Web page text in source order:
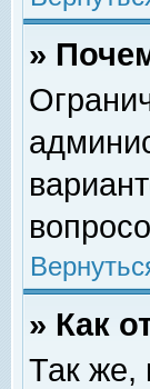
»
» Как
Так же,